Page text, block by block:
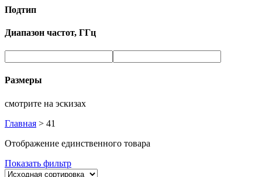
Подтип
Диапазон частот, ГГц
Размеры
смотрите на эскизах
Главная > 41
Отображение единственного товара
Показать фильтр